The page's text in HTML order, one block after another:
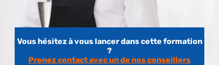
Vous hésitez à vous lancer dans cette formation
?
Prenez contact avec un de nos conseillers